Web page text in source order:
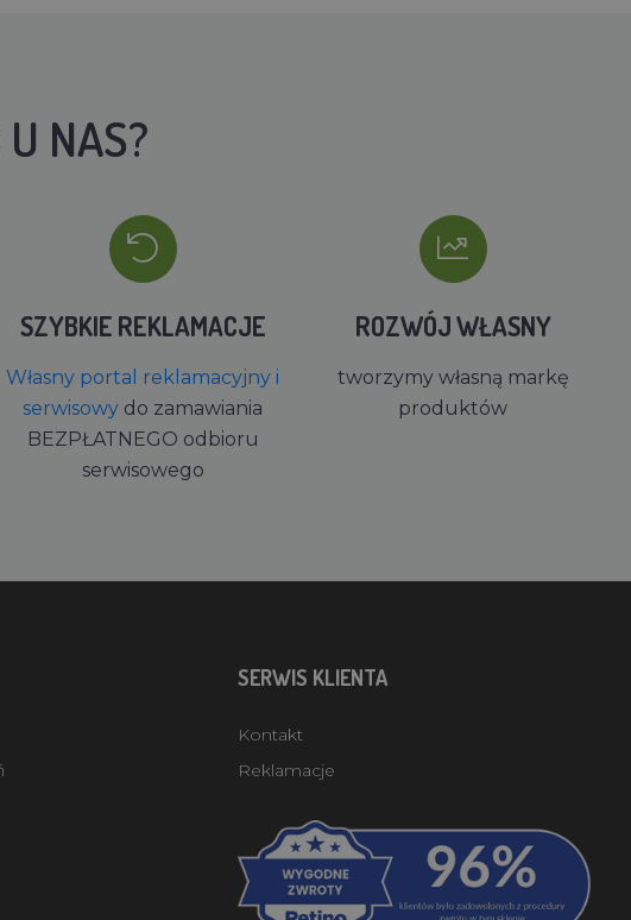
NAS?
SZYBKIE REKLAMACJE
Własny portal reklamacyjny i
serwisowy do zamawiania
BEZPŁATNEGO odbioru
serwisowego
ROZWÓJ WŁASNY
tworzymy własną markę
produktów
SERWIS KLIENTA
Kontakt
Reklamacje